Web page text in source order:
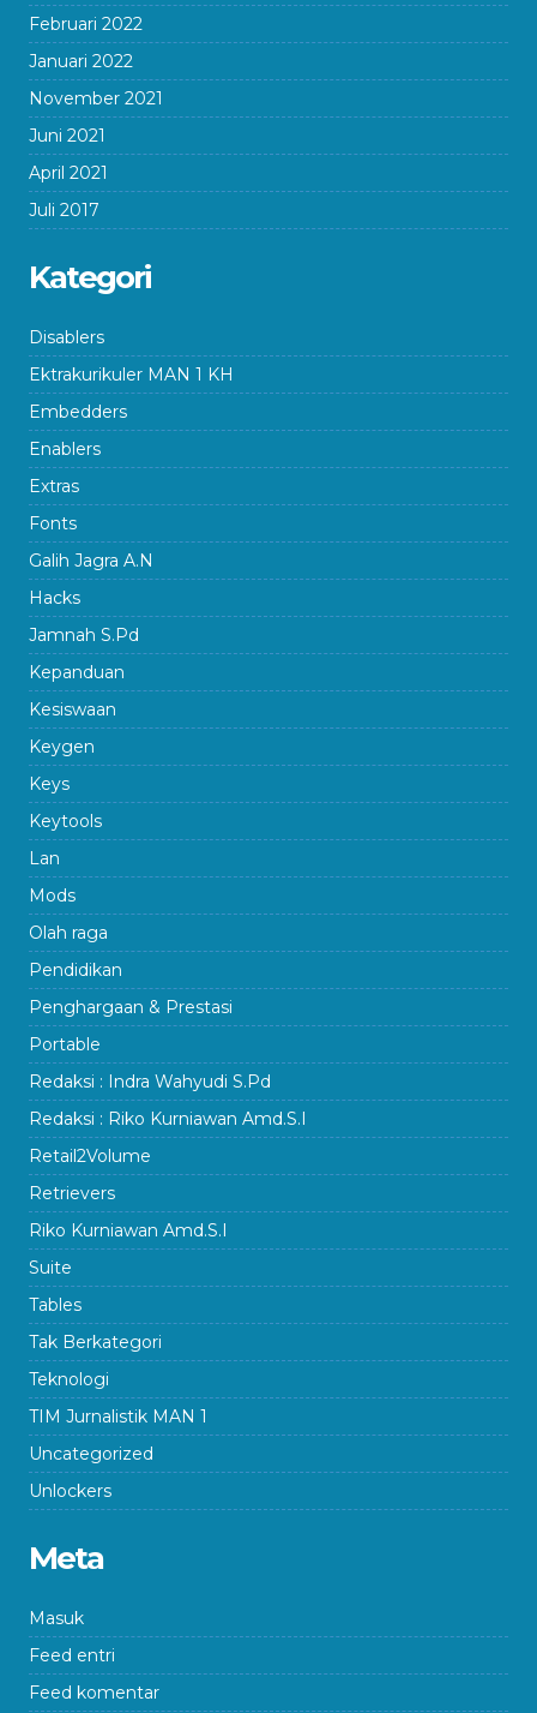
Februari 2022
Januari 2022
November 2021
Juni 2021
April 2021
Juli 2017
Kategori
Disablers
Ektrakurikuler MAN 1 KH
Embedders
Enablers
Extras
Fonts
Galih Jagra A.N
Hacks
Jamnah S.Pd
Kepanduan
Kesiswaan
Keygen
Keys
Keytools
Lan
Mods
Olah raga
Pendidikan
Penghargaan & Prestasi
Portable
Redaksi : Indra Wahyudi S.Pd
Redaksi : Riko Kurniawan Amd.S.I
Retail2Volume
Retrievers
Riko Kurniawan Amd.S.I
Suite
Tables
Tak Berkategori
Teknologi
TIM Jurnalistik MAN 1
Uncategorized
Unlockers
Meta
Masuk
Feed entri
Feed komentar